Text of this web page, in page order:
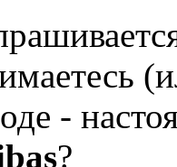
-
?